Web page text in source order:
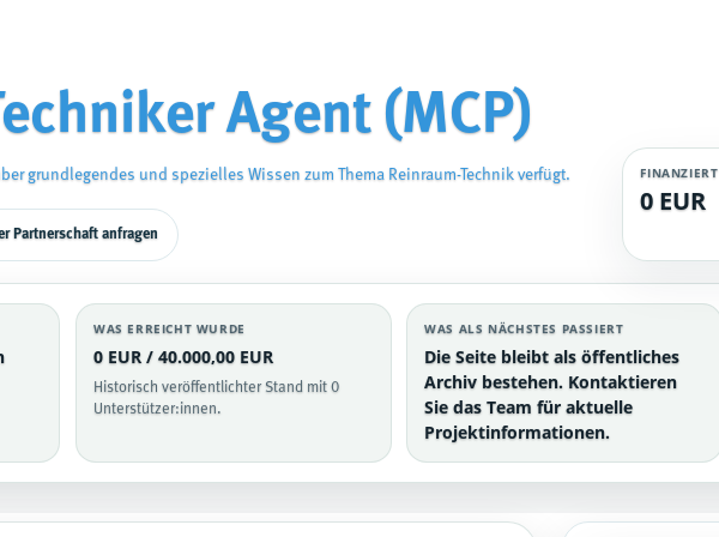
Agent (MCP)
grundlegendes und spezielles Wissen zum Thema Reinraum-Technik verfügt.
Partnerschaft anfragen
FINANZIERT
0 EUR
WAS ERREICHT WURDE
0 EUR / 40.000,00 EUR
Historisch veröffentlichter Stand mit 0
Unterstützer:innen.
WAS ALS NÄCHSTES PASSIERT
Die Seite bleibt als öffentliches
Archiv bestehen. Kontaktieren
Sie das Team für aktuelle
Projektinformationen.